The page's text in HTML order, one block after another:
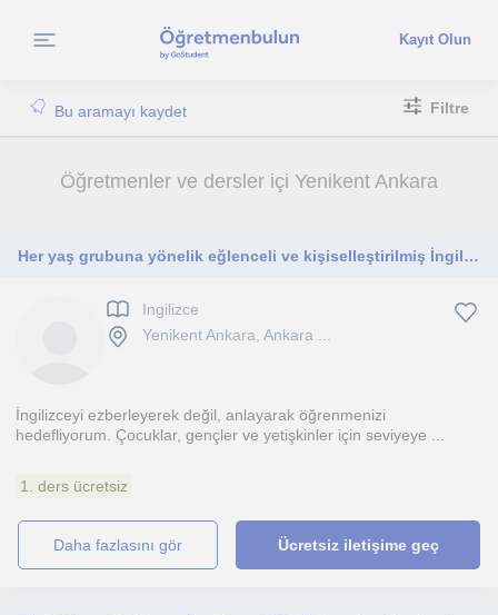
Kayıt Olun
Bu aramayı kaydet Filtre
Öğretmenler ve dersler içi Yenikent Ankara
Her yaş grubuna yönelik eğlenceli ve kişiselleştirilmiş İngilizce dersleri
Ingilizce
Yenikent Ankara, Ankara ...
İngilizceyi ezberleyerek değil, anlayarak öğrenmenizi
hedefliyorum. Çocuklar, gençler ve yetişkinler için seviyeye ...
1. ders ücretsiz
daha fazlasını gör Ücretsiz iletişime geç